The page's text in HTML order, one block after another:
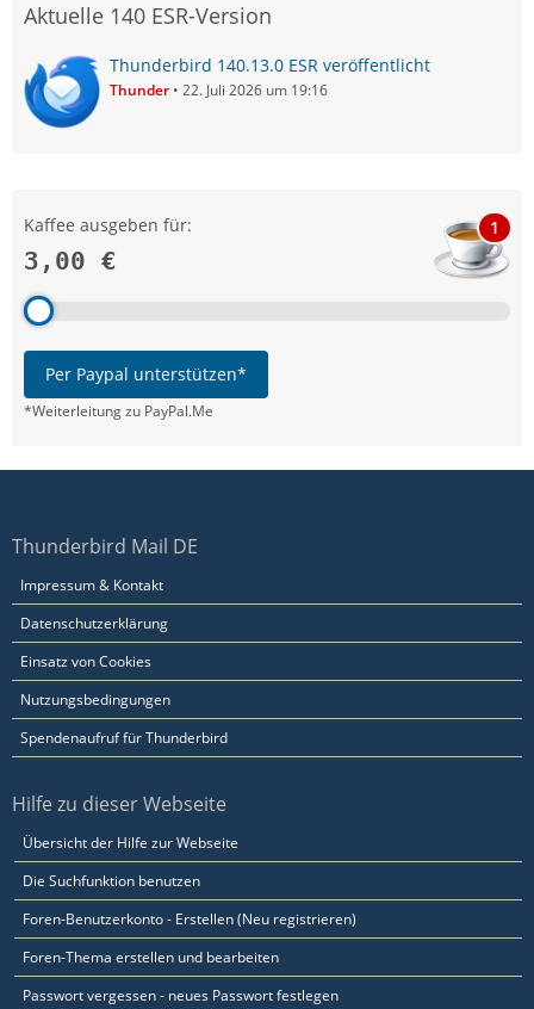
Aktuelle 140 ESR-Version
Thunderbird 140.13.0 ESR veröffentlicht
Thunder 22. Juli 2026 um 19:16
Kaffee ausgeben für:
3,00 €
1
Per Paypal unterstützen*
*Weiterleitung zu PayPal.Me
Thunderbird Mail DE
Impressum & Kontakt
Datenschutzerklärung
Einsatz von Cookies
Nutzungsbedingungen
Spendenaufruf für Thunderbird
Hilfe zu dieser Webseite
Übersicht der Hilfe zur Webseite
Die Suchfunktion benutzen
Foren-Benutzerkonto - Erstellen (Neu registrieren)
Foren-Thema erstellen und bearbeiten
Passwort vergessen - neues Passwort festlegen